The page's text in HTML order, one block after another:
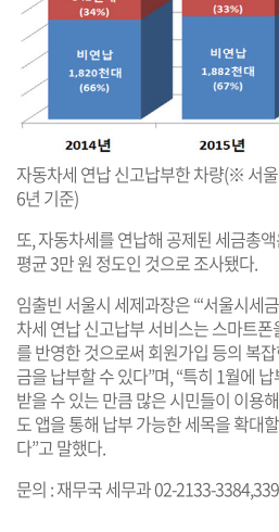
자동차세 연납 신고납부한 차량(※ 서
6년 기준)
또, 자동차세를 연납해 공제된 세금총
평균 3만 원 정도인 것으로 조사됐다.
임출빈 서울시 세제과장은 “‘서울시세
차세 연납 신고납부 서비스는 스마트
를 반영한 것으로써 회원가입 등의 복
금을 납부할 수 있다”며, “특히 1월에
받을 수 있는 만큼 많은 시민들이 이용
도 앱을 통해 납부 가능한 세목을 확대
다”고 말했다.
문의 : 재무국 세무과 02-2133-